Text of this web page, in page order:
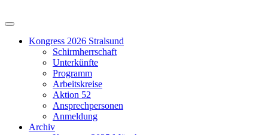
Kongress 2026 Stralsund
Schirmherrschaft
Unterkünfte
Programm
Arbeitskreise
Aktion 52
Ansprechpersonen
Anmeldung
Archiv